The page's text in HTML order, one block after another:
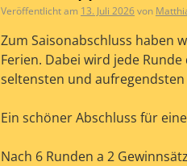
Veröffentlicht am 13. Juli 2026von
Zum Saisonabschluss haben
Ferien. Dabei wird jede
seltensten und
Ein schöner Abschluss für
Nach 6 Runden a 2